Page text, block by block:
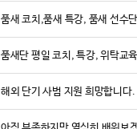
품새 코치,품새 특강, 품새 선수
품새단 평일 코치, 특강, 위탁교
해외 단기 사범 지원 희망합니다.